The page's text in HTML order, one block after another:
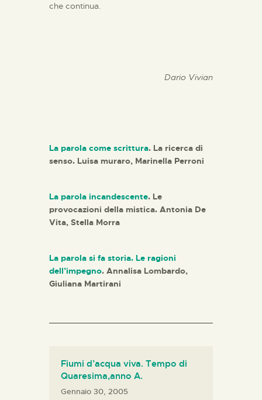
che continua.
Dario Vivian
La parola come scrittura. La ricerca di
senso. Luisa muraro, Marinella Perroni
La parola incandescente. Le
provocazioni della mistica. Antonia De
Vita, Stella Morra
La parola si fa storia. Le ragioni
dell’impegno. Annalisa Lombardo,
Giuliana Martirani
Fiumi d’acqua viva. Tempo di
Quaresima,anno A.
Gennaio 30, 2005